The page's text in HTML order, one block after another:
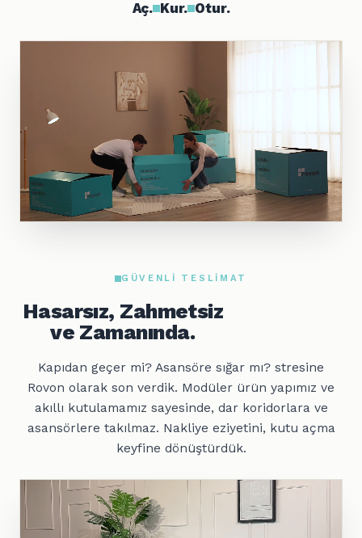
Aç. Kur. Otur.
GÜVENLI TESLIMAT
Hasarsız, Zahmetsiz
ve Zamanında.
Kapıdan geçer mi? Asansöre sığar mı? stresine
Rovon olarak son verdik. Modüler ürün yapımız ve
akıllı kutulamamız sayesinde, dar koridorlara ve
asansörlere takılmaz. Nakliye eziyetini, kutu açma
keyfine dönüştürdük.